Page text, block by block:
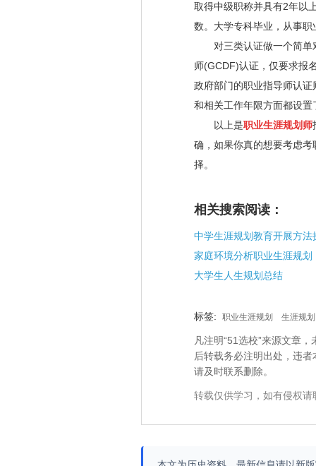
取得中级职称并具有2年以
数。大学专科毕业，从事职
对三类认证做一个简单
师(GCDF)认证，仅要求报
政府部门的职业指导师认
和相关工作年限方面都设置
以上是职业生涯规划师
确，如果你真的想要考虑
择。
相关搜索阅读：
中学生涯规划教育开展方法
家庭环境分析职业生涯规划
大学生人生规划总结
标签: 职业生涯规划 生涯规划
凡注明“51选校”来源文章
后转载务必注明出处，违
请及时联系删除。
转载仅供学习，如有侵权